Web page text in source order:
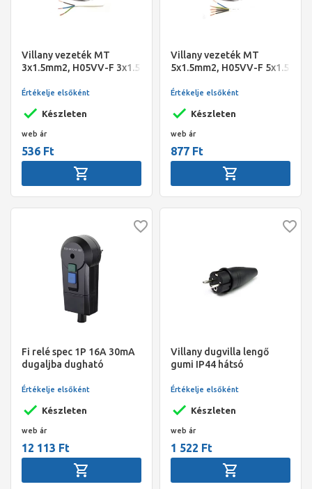
Villany vezeték MT
3x1.5mm2, H05VV-F 3x1.5
Készleten
Értékelje elsőként
web ár
536 Ft
Villany vezeték MT
5x1.5mm2, H05VV-F 5x1.5
Készleten
Értékelje elsőként
web ár
877 Ft
Fi relé spec 1P 16A 30mA
dugaljba dugható
Készleten
Értékelje elsőként
web ár
12 113 Ft
Villany dugvilla lengő
gumi IP44 hátsó
Készleten
Értékelje elsőként
web ár
1 522 Ft